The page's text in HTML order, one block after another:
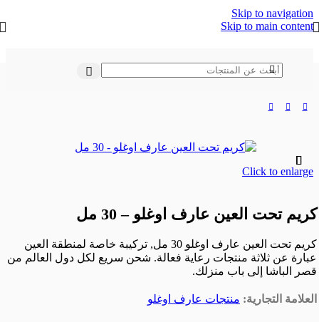
Skip to navigation
Skip to main content
Click to enlarge
كريم تحت العين عارف اوغلو – 30 مل
كريم تحت العين عارف اوغلو 30 مل, تركيبة خاصة لمنطقة العين
عبارة عن ثلاثة منتجات رعاية فعالة. شحن سريع لكل دول العالم من
قصر الباشا إلى باب منزلك.
العلامة التجارية: منتجات عارف اوغلو